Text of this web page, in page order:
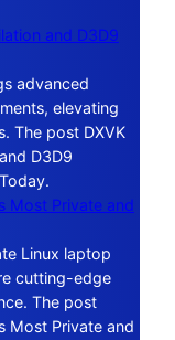
and D3D9
advanced
elevating
The post DXVK
D3D9
Most Private and
Linux laptop
cutting-edge
The post
Most Private and